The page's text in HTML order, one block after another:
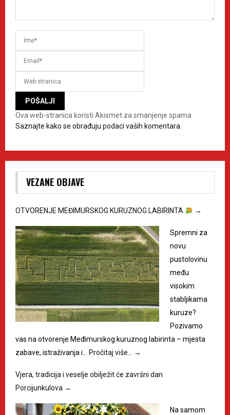
Ova web-stranica koristi Akismet za smanjenje spama.
Saznajte kako se obrađuju podaci vaših komentara.
VEZANE OBJAVE
OTVORENJE MEĐIMURSKOG KURUZNOG LABIRINTA →
Spremni za
novu
pustolovinu
među
visokim
stabljikama
kuruze?
Pozivamo
vas na otvorenje Međimurskog kuruznog labirinta – mjesta
zabave, istraživanja i… Pročitaj više… →
Vjera, tradicija i veselje obilježit će završni dan
Porcijunkulova →
Na samom